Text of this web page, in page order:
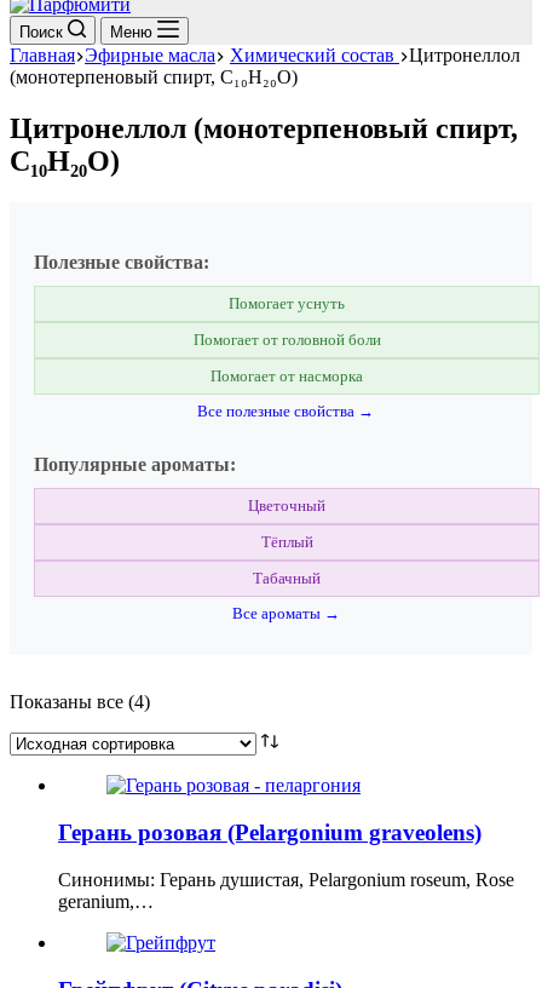
Поиск Меню
Главная Эфирные масла Химический состав
Цитронеллол
(монотерпеновый спирт, C₁₀H₂₀O)
Цитронеллол (монотерпеновый спирт,
C₁₀H₂₀O)
Полезные свойства:
Помогает уснуть
Помогает от головной боли
Помогает от насморка
Все полезные свойства →
Популярные ароматы:
Цветочный
Тёплый
Табачный
Все ароматы →
Показаны все (4)
Герань розовая (Pelargonium graveolens)
Синонимы: Герань душистая, Pelargonium roseum, Rose
geranium,…